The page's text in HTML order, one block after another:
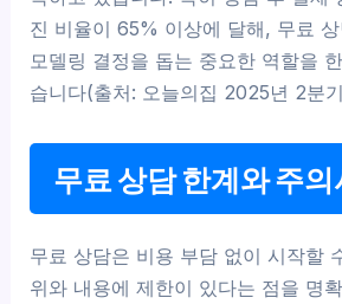
진 비율이 65% 이상에 달해, 무료
모델링 결정을 돕는 중요한 역할을
습니다(출처: 오늘의집 2025년 2분
무료 상담 한계와 주
무료 상담은 비용 부담 없이 시작할
위와 내용에 제한이 있다는 점을 명